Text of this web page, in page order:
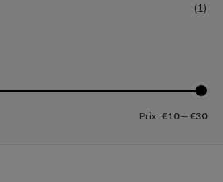
(1)
Prix : €10— €30